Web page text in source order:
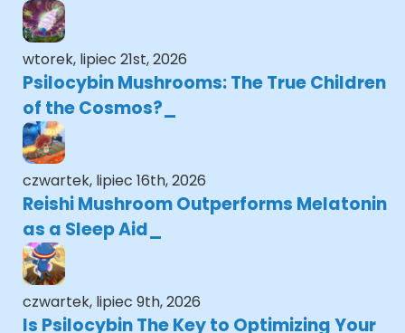
wtorek, lipiec 21st, 2026
Psilocybin Mushrooms: The True Children
of the Cosmos?
czwartek, lipiec 16th, 2026
Reishi Mushroom Outperforms Melatonin
as a Sleep Aid
czwartek, lipiec 9th, 2026
Is Psilocybin The Key to Optimizing Your